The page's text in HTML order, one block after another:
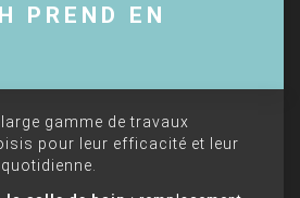
PREND EN
large gamme de travaux
pour leur efficacité et leur